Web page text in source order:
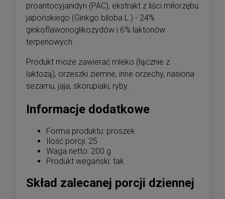
proantocyjanidyn (PAC), ekstrakt z liści miłorzębu
japońskiego (Ginkgo biloba L.) - 24%
ginkoflawonoglikozydów i 6% laktonów
terpenowych.
Produkt może zawierać mleko (łącznie z
laktozą), orzeszki ziemne, inne orzechy, nasiona
sezamu, jaja, skorupiaki, ryby.
Informacje dodatkowe
Forma produktu: proszek
Ilość porcji: 25
Waga netto: 200 g
Produkt wegański: tak
Skład zalecanej porcji dziennej